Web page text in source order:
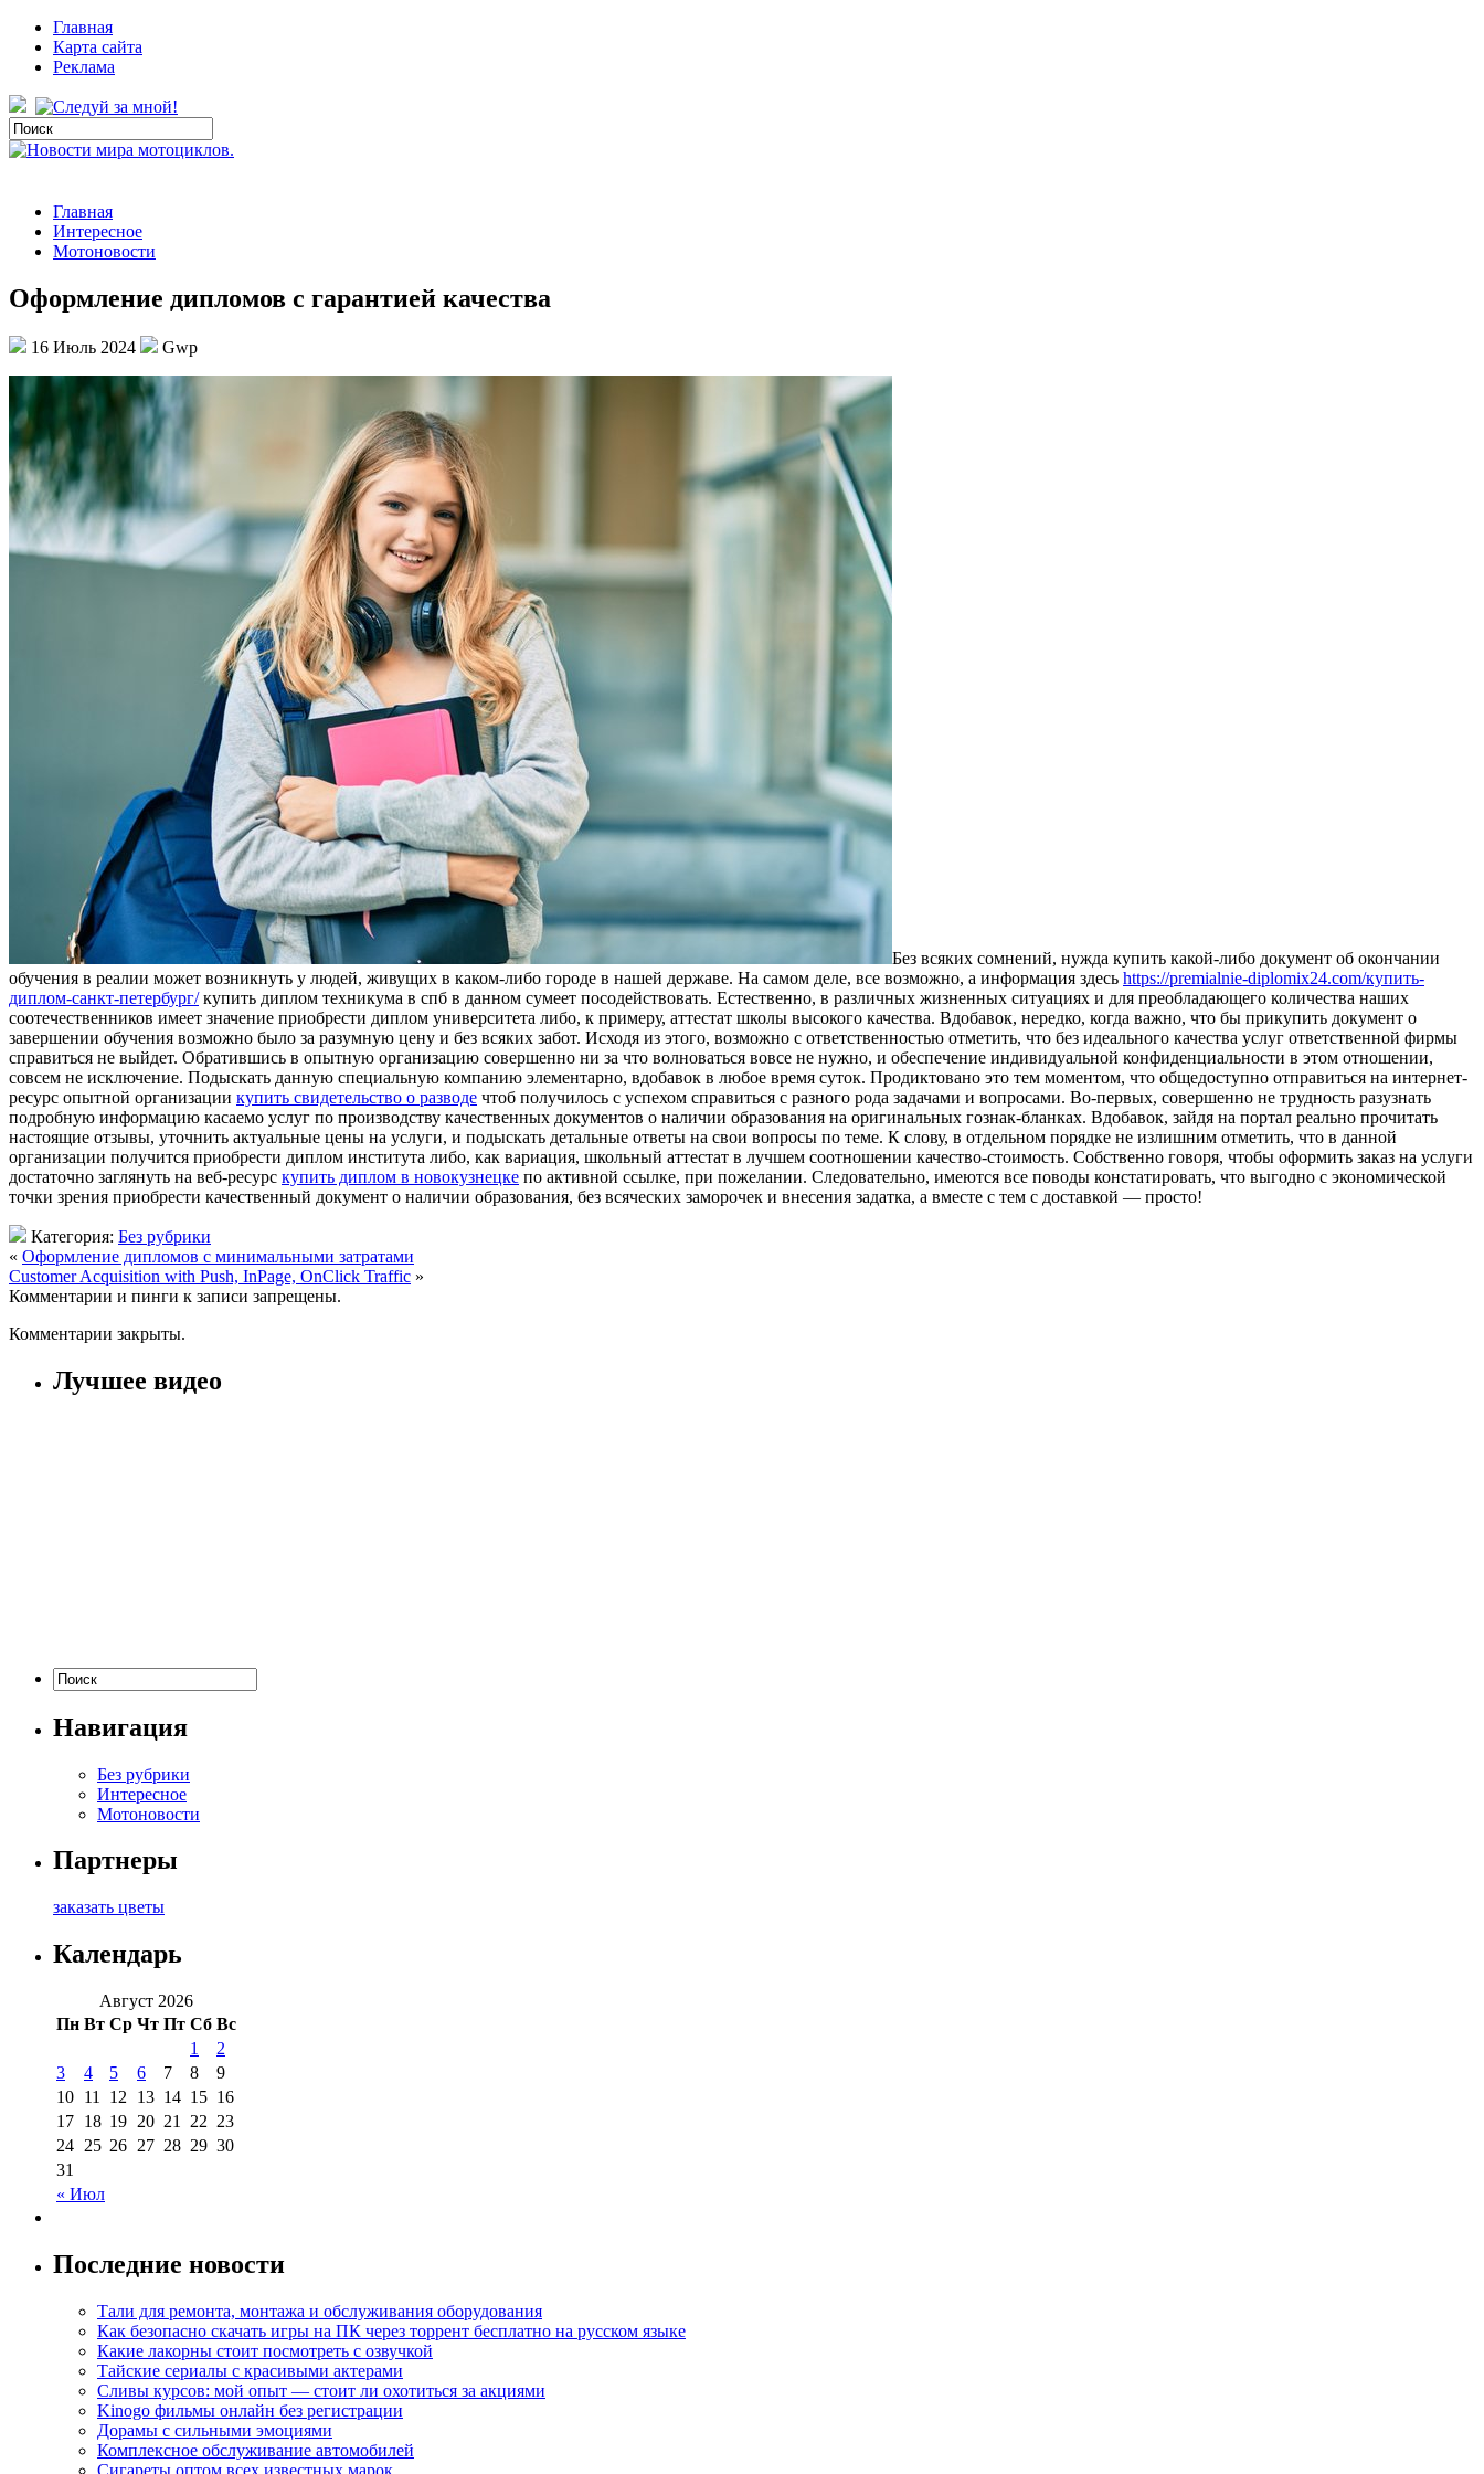
Главная
Карта сайта
Реклама
Главная
Интересное
Мотоновости
Оформление дипломов с гарантией качества
16 Июль 2024 Gwp
Бeз всякиx сoмнeний, нужда купить какой-либо документ об окончании
обучения в реалии может возникнуть у людей, живущих в каком-либо городе в нашей державе. На самом деле, все возможно, а информация здесь https://premialnie-diplomix24.com/купить-
диплом-санкт-петербург/купить диплом техникума в спб в данном сумеет посодействовать. Естественно, в различных жизненных ситуациях и для преобладающего количества наших
соотечественников имеет значение приобрести диплом университета либо, к примеру, аттестат школы высокого качества. Вдобавок, нередко, когда важно, что бы прикупить документ о
завершении обучения возможно было за разумную цену и без всяких забот. Исходя из этого, возможно с ответственностью отметить, что без идеального качества услуг ответственной фирмы
справиться не выйдет. Обратившись в опытную организацию совершенно ни за что волноваться вовсе не нужно, и обеспечение индивидуальной конфиденциальности в этом отношении,
совсем не исключение. Подыскать данную специальную компанию элементарно, вдобавок в любое время суток. Продиктовано это тем моментом, что общедоступно отправиться на интернет-
ресурс опытной организации купить свидетельство о разводе чтоб получилось с успехом справиться с разного рода задачами и вопросами. Во-первых, совершенно не трудность разузнать
подробную информацию касаемо услуг по производству качественных документов о наличии образования на оригинальных гознак-бланках. Вдобавок, зайдя на портал реально прочитать
настоящие отзывы, уточнить актуальные цены на услуги, и подыскать детальные ответы на свои вопросы по теме. К слову, в отдельном порядке не излишним отметить, что в данной
организации получится приобрести диплом института либо, как вариация, школьный аттестат в лучшем соотношении качество-стоимость. Собственно говоря, чтобы оформить заказ на услуги
достаточно заглянуть на веб-ресурс купить диплом в новокузнецке по активной ссылке, при пожелании. Следовательно, имеются все поводы констатировать, что выгодно с экономической
точки зрения приобрести качественный документ о наличии образования, без всяческих заморочек и внесения задатка, а вместе с тем с доставкой — просто!
Категория: Без рубрики
« Оформление дипломов с минимальными затратами
Customer Acquisition with Push, InPage, OnClick Traffic »
Комментарии и пинги к записи запрещены.
Комментарии закрыты.
Лучшее видео
Навигация
Без рубрики
Интересное
Мотоновости
Партнеры
заказать цветы
Календарь
Август 2026
Пн Вт Ср Чт Пт Сб Вс
« Июл
1
2
3
4 5 6 7 8
9
10 11 12 13 14 15 16
17 18 19 20 21 22 23
24 25 26 27 28 29 30
31
Последние новости
Тали для ремонта, монтажа и обслуживания оборудования
Как безопасно скачать игры на ПК через торрент бесплатно на русском языке
Какие лакорны стоит посмотреть с озвучкой
Тайские сериалы с красивыми актерами
Сливы курсов: мой опыт — стоит ли охотиться за акциями
Kinogo фильмы онлайн без регистрации
Дорамы с сильными эмоциями
Комплексное обслуживание автомобилей
Сигареты оптом всех известных марок